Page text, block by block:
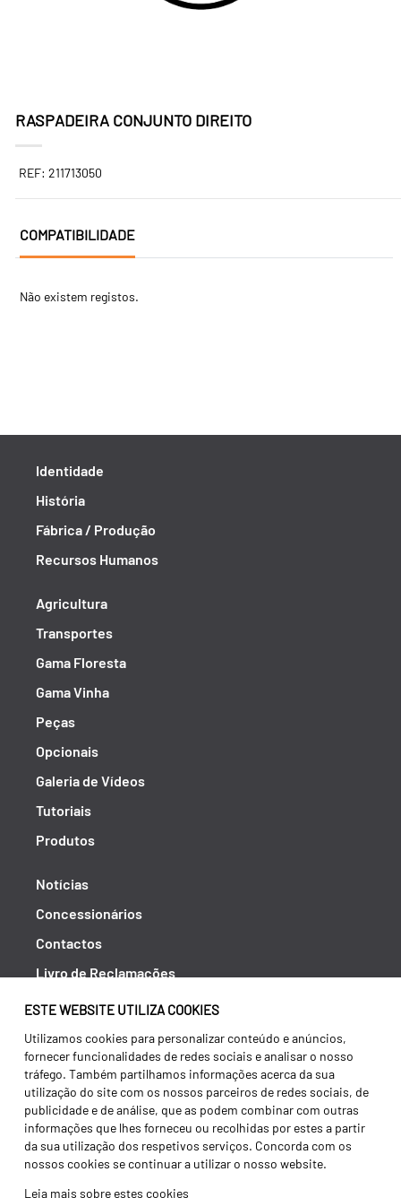
ESTE WEBSITE UTILIZA COOKIES
Utilizamos cookies para personalizar conteúdo e anúncios,
fornecer funcionalidades de redes sociais e analisar o nosso
tráfego. Também partilhamos informações acerca da sua
utilização do site com os nossos parceiros de redes sociais, de
publicidade e de análise, que as podem combinar com outras
informações que lhes forneceu ou recolhidas por estes a partir
da sua utilização dos respetivos serviços. Concorda com os
nossos cookies se continuar a utilizar o nosso website.
Leia mais sobre estes cookies
RASPADEIRA CONJUNTO DIREITO
REF: 211713050
COMPATIBILIDADE
Não existem registos.
Identidade
História
Fábrica / Produção
Recursos Humanos
Agricultura
Transportes
Gama Floresta
Gama Vinha
Peças
Opcionais
Galeria de Vídeos
Tutoriais
Produtos
Notícias
Concessionários
Contactos
Livro de Reclamações
Política de Privacidade
Canal de Denúncias (RGPC)
Termos e condições